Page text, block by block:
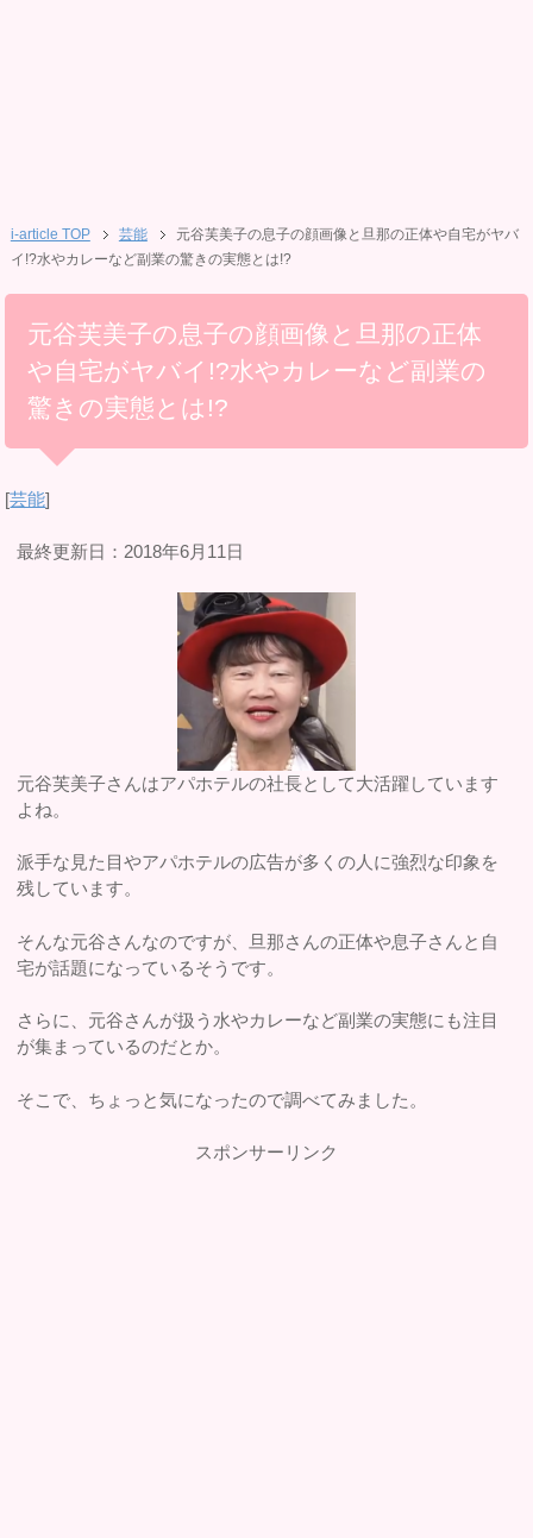
i-article TOP 芸能
元谷芙美子の息子の顔画像と旦那の正体や自宅がヤバ
イ!?水やカレーなど副業の驚きの実態とは!?
元谷芙美子の息子の顔画像と旦那の正体
や自宅がヤバイ!?水やカレーなど副業の
驚きの実態とは!?
[芸能]
最終更新日：2018年6月11日
元谷芙美子さんはアパホテルの社長として大活躍しています
よね。
派手な見た目やアパホテルの広告が多くの人に強烈な印象を
残しています。
そんな元谷さんなのですが、旦那さんの正体や息子さんと自
宅が話題になっているそうです。
さらに、元谷さんが扱う水やカレーなど副業の実態にも注目
が集まっているのだとか。
そこで、ちょっと気になったので調べてみました。
スポンサーリンク